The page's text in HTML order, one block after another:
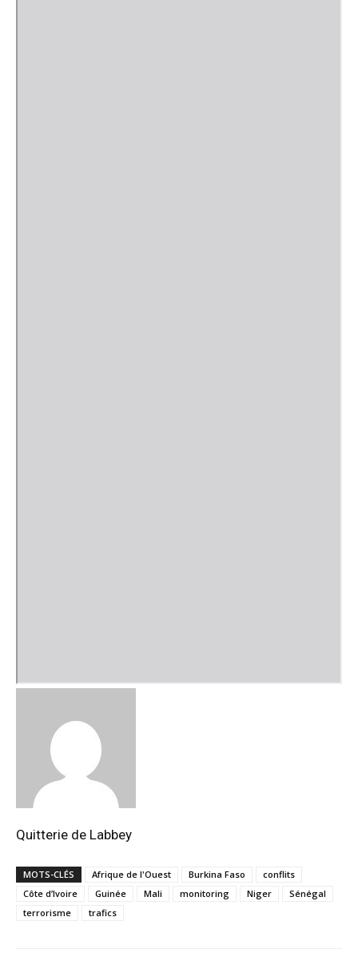
Quitterie de Labbey
MOTS-CLÉS Afrique de l'Ouest Burkina Faso
conflits
Côte d’Ivoire
Guinée Mali monitoring Niger
Sénégal
terrorisme
trafics